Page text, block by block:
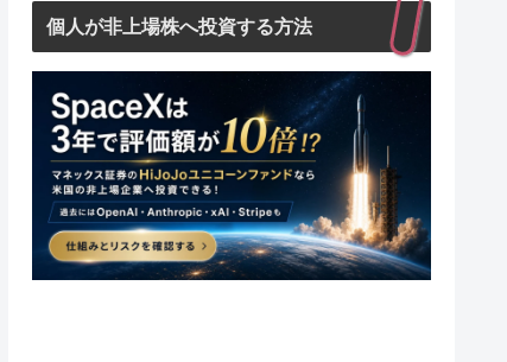
個人が非上場株へ投資する方法